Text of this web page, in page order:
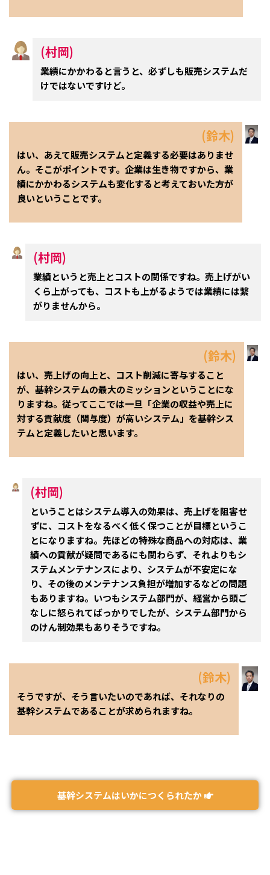
(村岡)
業績にかかわると言うと、必ずしも販売システムだ
けではないですけど。
(鈴木)
はい、あえて販売システムと定義する必要はありませ
ん。そこがポイントです。企業は生き物ですから、業
績にかかわるシステムも変化すると考えておいた方が
良いということです。
(村岡)
業績というと売上とコストの関係ですね。売上げがい
くら上がっても、コストも上がるようでは業績には繋
がりませんから。
(鈴木)
はい、売上げの向上と、コスト削減に寄与すること
が、基幹システムの最大のミッションということにな
りますね。従ってここでは一旦「企業の収益や売上に
対する貢献度（関与度）が高いシステム」を基幹シス
テムと定義したいと思います。
(村岡)
ということはシステム導入の効果は、売上げを阻害せ
ずに、コストをなるべく低く保つことが目標というこ
とになりますね。先ほどの特殊な商品への対応は、業
績への貢献が疑問であるにも関わらず、それよりもシ
ステムメンテナンスにより、システムが不安定にな
り、その後のメンテナンス負担が増加するなどの問題
もありますね。いつもシステム部門が、経営から頭ご
なしに怒られてばっかりでしたが、システム部門から
のけん制効果もありそうですね。
(鈴木)
そうですが、そう言いたいのであれば、それなりの
基幹システムであることが求められますね。
基幹システムはいかにつくられたか